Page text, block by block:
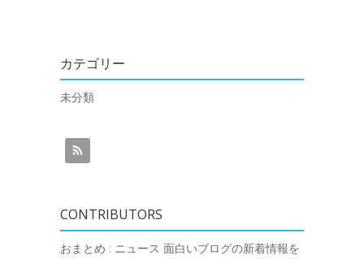
カテゴリー
未分類
CONTRIBUTORS
おまとめ : ニュース 面白いブログの新着情報を